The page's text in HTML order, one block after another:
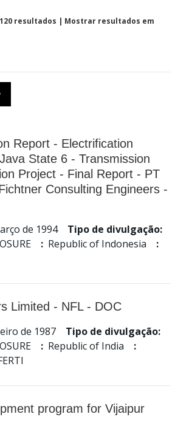
resultados | Mostrar resultados em
Report - Electrification
State 6 - Transmission
Project - Final Report - PT
Consulting Engineers -
de 1994
Tipo de divulgação:
: Republic of Indonesia
:
Limited - NFL - DOC
de 1987
Tipo de divulgação:
: Republic of India
:
program for Vijaipur